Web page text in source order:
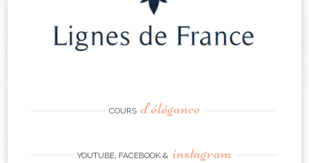
COURS d’élégance
YOUTUBE, FACEBOOK & instagram